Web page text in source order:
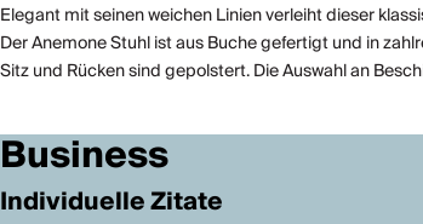
Elegant mit seinen weichen Linien verleiht dieser
Der Anemone Stuhl ist aus Buche gefertigt und in
Sitz und Rücken sind gepolstert. Die Auswahl an
Business
Individuelle Zitate